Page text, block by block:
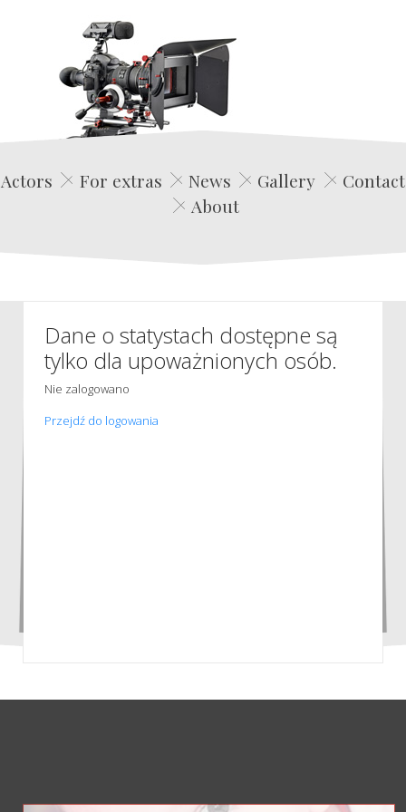
Edwin Film Agencja Aktorska
Actors For extras News Gallery
Contact
About
Dane o statystach dostępne są
tylko dla upoważnionych osób.
Nie zalogowano
Przejdź do logowania